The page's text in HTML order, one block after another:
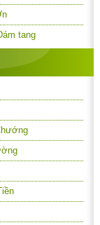
tang